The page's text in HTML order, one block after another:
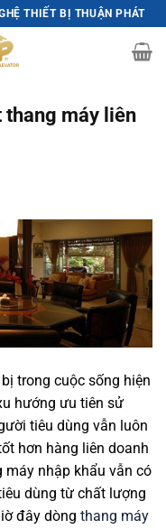
THIẾT BỊ THUẬN PHÁT
thang máy liên
trong cuộc sống hiện
hướng ưu tiên sử
tiêu dùng vẫn luôn
hơn hàng liên doanh
máy nhập khẩu vẫn có
dùng từ chất lượng
đây dòng thang máy